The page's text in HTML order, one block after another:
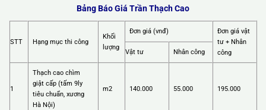
Bảng Báo Giá Trần Thạch Cao
STT Hạng mục thi công
Khối
lượng
Đơn giá (vnđ)
Đơn giá vật
tư + Nhân
công
Vật tư Nhân công
1
Thạch cao chìm
giật cấp (tấm 9ly
tiêu chuẩn, xương
Hà Nội)
m2 140.000 55.000 195.000